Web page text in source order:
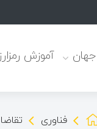
جهان آموزش
فناوری